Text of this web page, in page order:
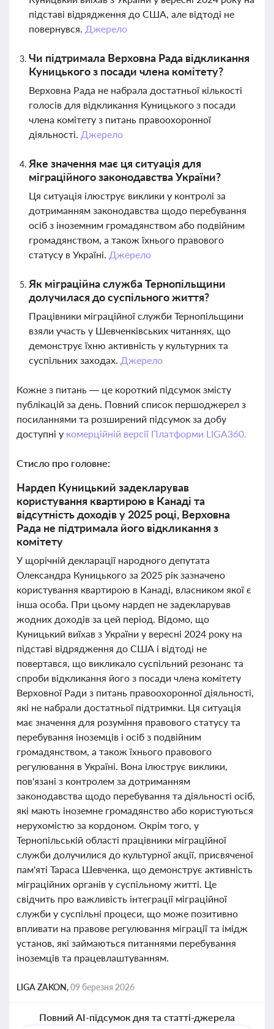
підставі відрядження до США, але відтоді не
повернувся. Джерело
Чи підтримала Верховна Рада відкликання
Куницького з посади члена комітету?
Верховна Рада не набрала достатньої кількості
голосів для відкликання Куницького з посади
члена комітету з питань правоохоронної
діяльності. Джерело
Яке значення має ця ситуація для
міграційного законодавства України?
Ця ситуація ілюструє виклики у контролі за
дотриманням законодавства щодо перебування
осіб з іноземним громадянством або подвійним
громадянством, а також їхнього правового
статусу в Україні. Джерело
Як міграційна служба Тернопільщини
долучилася до суспільного життя?
Працівники міграційної служби Тернопільщини
взяли участь у Шевченківських читаннях, що
демонструє їхню активність у культурних та
суспільних заходах. Джерело
Кожне з питань — це короткий підсумок змісту
публікацій за день. Повний список першоджерел з
посиланнями та розширений підсумок за добу
доступні у комерційній версії Платформи LIGA360.
Стисло про головне:
Нардеп Куницький задекларував
користування квартирою в Канаді та
відсутність доходів у 2025 році, Верховна
Рада не підтримала його відкликання з
комітету
У щорічній декларації народного депутата
Олександра Куницького за 2025 рік зазначено
користування квартирою в Канаді, власником якої є
інша особа. При цьому нардеп не задекларував
жодних доходів за цей період. Відомо, що
Куницький виїхав з України у вересні 2024 року на
підставі відрядження до США і відтоді не
повертався, що викликало суспільний резонанс та
спроби відкликання його з посади члена комітету
Верховної Ради з питань правоохоронної діяльності,
які не набрали достатньої підтримки. Ця ситуація
має значення для розуміння правового статусу та
перебування іноземців і осіб з подвійним
громадянством, а також їхнього правового
регулювання в Україні. Вона ілюструє виклики,
пов'язані з контролем за дотриманням
законодавства щодо перебування та діяльності осіб,
які мають іноземне громадянство або користуються
нерухомістю за кордоном. Окрім того, у
Тернопільській області працівники міграційної
служби долучилися до культурної акції, присвяченої
пам'яті Тараса Шевченка, що демонструє активність
міграційних органів у суспільному житті. Це
свідчить про важливість інтеграції міграційної
служби у суспільні процеси, що може позитивно
впливати на правове регулювання міграції та імідж
установ, які займаються питаннями перебування
іноземців та працевлаштуванням.
LIGA ZAKON,09 березня 2026
Повний AI-підсумок дня та статті-джерела